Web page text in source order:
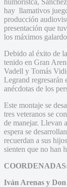
hay llamativos
producción
presentación que
los máximos
Debido al éxito de
tenido en Gran
Vadell y Tomás
Legrand regresarán
anécdotas de los
Este montaje se
tres veteranos se
de manejar. Llevan
espera se
recuerdan a sus
sienten que no han
Iván Arenas y